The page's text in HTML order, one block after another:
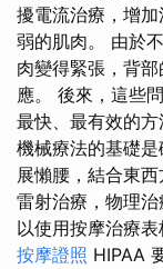
擾電流治療，增
弱的肌肉。 由於
肉變得緊張，背
應。 後來，這些
最快、最有效的方
機械療法的基礎
展懶腰，結合東
雷射治療，物理
以使用按摩治療
按摩證照 HIPAA